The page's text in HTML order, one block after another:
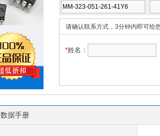
请确认联系方式，3分钟内即可给
*姓名：
数据手册